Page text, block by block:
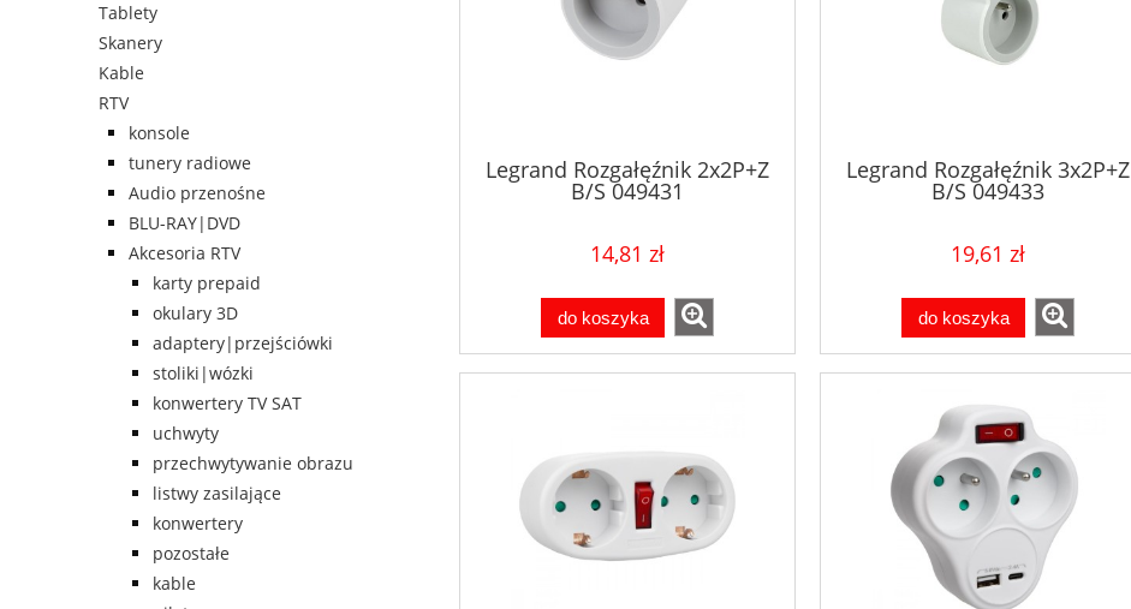
Tablety
Skanery
Kable
RTV
konsole
tunery radiowe
Audio przenośne
BLU-RAY|DVD
Akcesoria RTV
karty prepaid
okulary 3D
adaptery|przejściówki
stoliki|wózki
konwertery TV SAT
uchwyty
przechwytywanie obrazu
listwy zasilające
konwertery
pozostałe
kable
Legrand Rozgałęźnik 2x2P+Z
B/S 049431
14,81 zł
do koszyka
Legrand Rozgałęźnik 3x2P+Z
B/S 049433
19,61 zł
do koszyka